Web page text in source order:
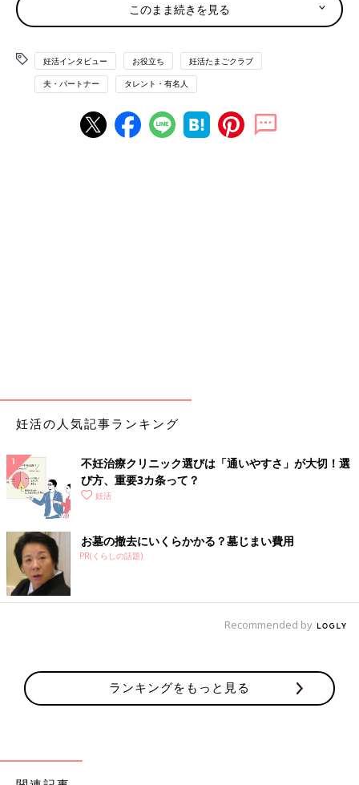
彼の静岡転勤が決まったんです。すでに2人とも結婚しようとい
う雰囲気にはなっていたのですが、まだ具体的な話は進んでいな
くて。あるとき、2人で『子どもについてどう思うか』という話
に移り住んだほうがいいんじゃないかということになりました」
した。
んです。私はそれまで周りから妊活を急かされたことはないし、
周囲にはバリバリ働いているキャリアウーマンが多かったので、
私自身もまだまだ大丈夫だろうと思っていました。ただ、3
過ぎてから『子どもが欲しい』という気持ちは強くなっていまし
た。あせっているわけではないものの、30代が1年1年過ぎてい
き、よくよく考えたら『そろそろ結婚して子どもを持つことを真
剣に考えなきゃいけないな』という年齢に。夫から『タイムリミ
ットがある』と言われたことが、あらためて自分の年齢と向き合
うきっかけになりました」
を迫られることに。
●竹内由恵「そこで私は『まずは家庭を築くことを優先しよう』
もいいのではないかと思ったんです。そうしないと結果としてど
ちらかが中途半端になってしまいそうだな、と。まずは一つに絞
このまま続きを見る
妊活インタビュー お役立ち 妊活たまごクラブ
夫・パートナー タレント・有名人
妊活の人気記事ランキング
不妊治療クリニック選びは「通いやすさ」が大切！選
び方、重要3カ条って？
妊活
お墓の撤去にいくらかかる？墓じまい費用
PR(くらしの話題)
Recommended by
ランキングをもっと見る